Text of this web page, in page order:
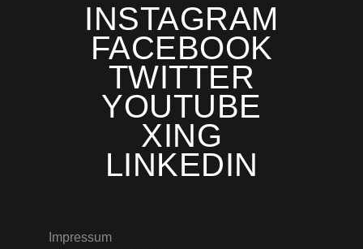
INSTAGRAM
FACEBOOK
TWITTER
YOUTUBE
XING
LINKEDIN
Impressum